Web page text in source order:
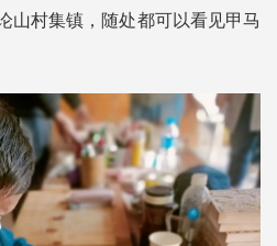
山村集镇，随处都可以看见甲马